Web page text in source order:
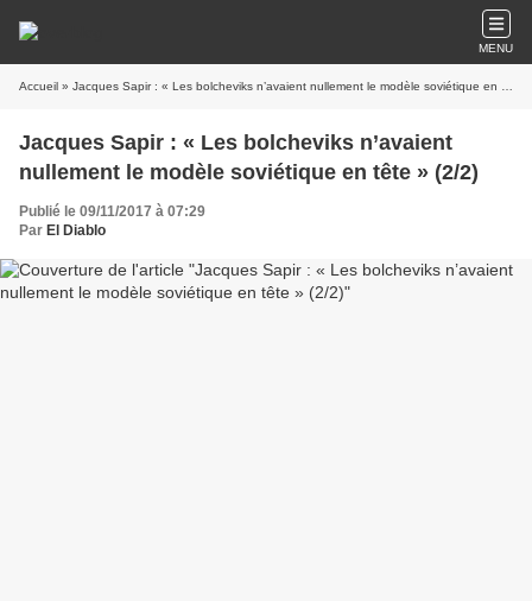
MENU
Accueil » Jacques Sapir : « Les bolcheviks n’avaient nullement le modèle soviétique en tête » (2/2)
Jacques Sapir : « Les bolcheviks n’avaient
nullement le modèle soviétique en tête » (2/2)
Publié le 09/11/2017 à 07:29
Par El Diablo